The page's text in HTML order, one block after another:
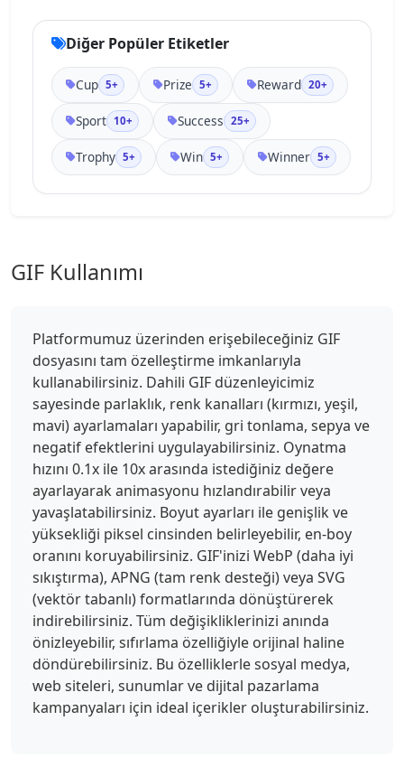
Diğer Popüler Etiketler
Cup 5+ Prize 5+ Reward 20+
Sport 10+ Success 25+
Trophy 5+ Win 5+ Winner 5+
GIF Kullanımı
Platformumuz üzerinden erişebileceğiniz GIF
dosyasını tam özelleştirme imkanlarıyla
kullanabilirsiniz. Dahili GIF düzenleyicimiz
sayesinde parlaklık, renk kanalları (kırmızı, yeşil,
mavi) ayarlamaları yapabilir, gri tonlama, sepya ve
negatif efektlerini uygulayabilirsiniz. Oynatma
hızını 0.1x ile 10x arasında istediğiniz değere
ayarlayarak animasyonu hızlandırabilir veya
yavaşlatabilirsiniz. Boyut ayarları ile genişlik ve
yüksekliği piksel cinsinden belirleyebilir, en-boy
oranını koruyabilirsiniz. GIF'inizi WebP (daha iyi
sıkıştırma), APNG (tam renk desteği) veya SVG
(vektör tabanlı) formatlarında dönüştürerek
indirebilirsiniz. Tüm değişikliklerinizi anında
önizleyebilir, sıfırlama özelliğiyle orijinal haline
döndürebilirsiniz. Bu özelliklerle sosyal medya,
web siteleri, sunumlar ve dijital pazarlama
kampanyaları için ideal içerikler oluşturabilirsiniz.